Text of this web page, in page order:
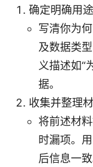
确定明确用途
写清你为
及数据类
义描述如“
据。
收集并整理
将前述材
时漏项。
后信息一致